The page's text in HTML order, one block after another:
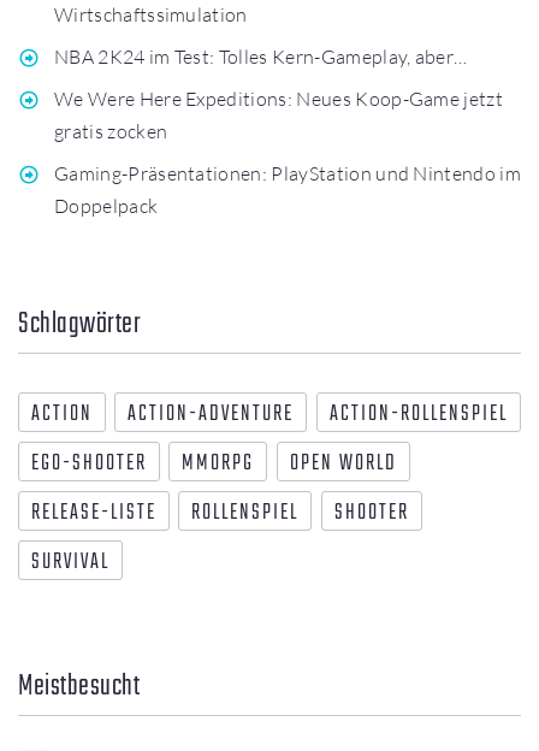
Wirtschaftssimulation
NBA 2K24 im Test: Tolles Kern-Gameplay, aber…
We Were Here Expeditions: Neues Koop-Game jetzt
gratis zocken
Gaming-Präsentationen: PlayStation und Nintendo im
Doppelpack
Schlagwörter
ACTION ACTION-ADVENTURE
ACTION-ROLLENSPIEL
EGO-SHOOTER
MMORPG
OPEN WORLD
RELEASE-LISTE
ROLLENSPIEL
SHOOTER
SURVIVAL
Meistbesucht